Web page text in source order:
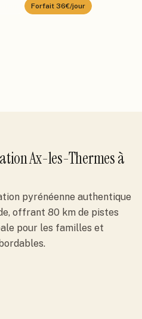
Forfait 36€/jour
Ax-les-Thermesà
pyrénéenne authentique
offrant 80 km de pistes
pour les familles et